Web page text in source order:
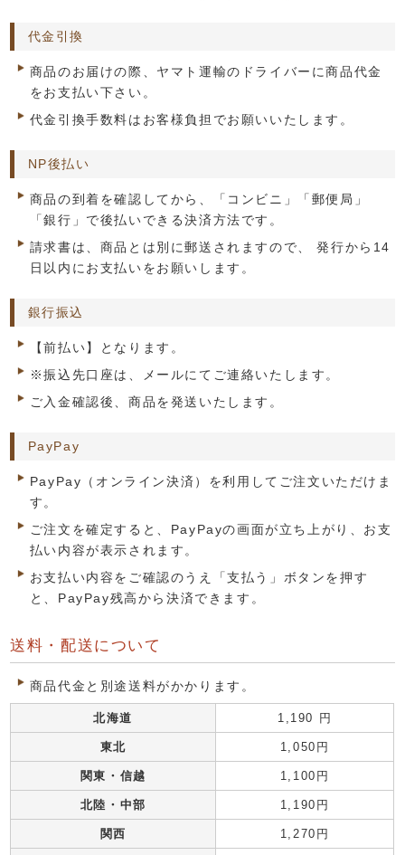
代金引換
商品のお届けの際、ヤマト運輸のドライバーに商品代金
をお支払い下さい。
代金引換手数料はお客様負担でお願いいたします。
NP後払い
商品の到着を確認してから、「コンビニ」「郵便局」
「銀行」で後払いできる決済方法です。
請求書は、商品とは別に郵送されますので、 発行から14
日以内にお支払いをお願いします。
銀行振込
【前払い】となります。
※振込先口座は、メールにてご連絡いたします。
ご入金確認後、商品を発送いたします。
PayPay
PayPay（オンライン決済）を利用してご注文いただけま
す。
ご注文を確定すると、PayPayの画面が立ち上がり、お支
払い内容が表示されます。
お支払い内容をご確認のうえ「支払う」ボタンを押す
と、PayPay残高から決済できます。
送料・配送について
商品代金と別途送料がかかります。
北海道 1,190 円
東北 1,050円
関東・信越 1,100円
北陸・中部 1,190円
関西 1,270円